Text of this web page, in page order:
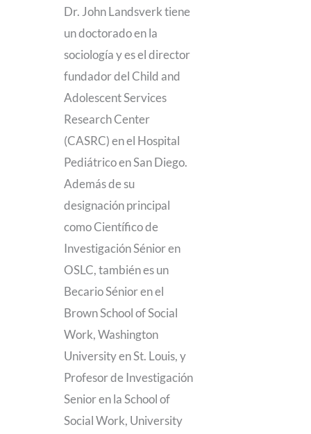
Dr. John Landsverk tiene
un doctorado en la
sociología y es el director
fundador del Child and
Adolescent Services
Research Center
(CASRC) en el Hospital
Pediátrico en San Diego.
Además de su
designación principal
como Científico de
Investigación Sénior en
OSLC, también es un
Becario Sénior en el
Brown School of Social
Work, Washington
University en St. Louis, y
Profesor de Investigación
Senior en la School of
Social Work, University